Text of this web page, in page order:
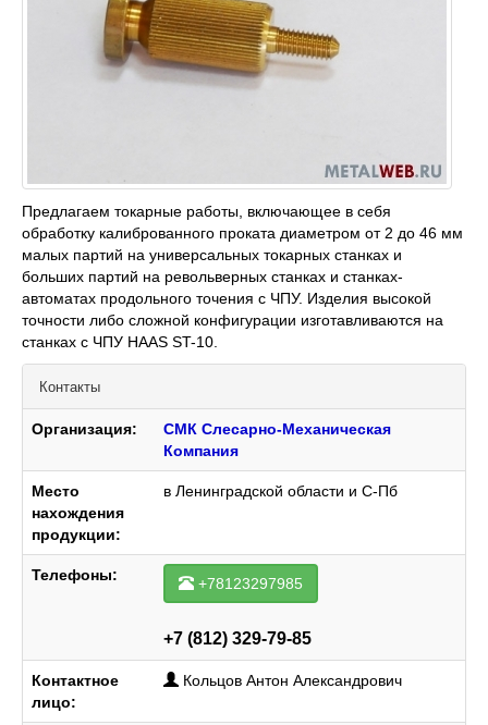
Предлагаем токарные работы, включающее в себя
обработку калиброванного проката диаметром от 2 до 46 мм
малых партий на универсальных токарных станках и
больших партий на револьверных станках и станках-
автоматах продольного точения с ЧПУ. Изделия высокой
точности либо сложной конфигурации изготавливаются на
станках с ЧПУ HAAS ST-10.
Контакты
Организация:
СМК Слесарно-Механическая
Компания
Место
нахождения
продукции:
в Ленинградской области и С-Пб
Телефоны: +78123297985
+7 (812) 329-79-85
Контактное
лицо:
Кольцов Антон Александрович